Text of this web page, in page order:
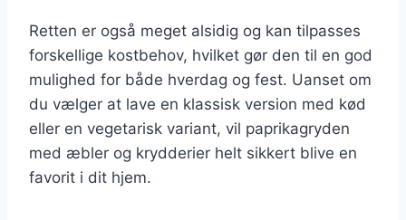
Retten er også meget alsidig og kan tilpasses
forskellige kostbehov, hvilket gør den til en god
mulighed for både hverdag og fest. Uanset om
du vælger at lave en klassisk version med kød
eller en vegetarisk variant, vil paprikagryden
med æbler og krydderier helt sikkert blive en
favorit i dit hjem.